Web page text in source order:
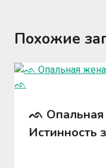
Похожие
ᨒ Опальная
Истинность